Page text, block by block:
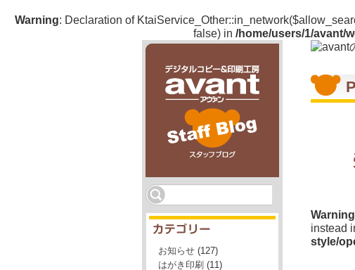
Warning: Declaration of
false) in /home/users/1/avant/
ン）のスタッフブログ
お知らせ (127)
はがき印刷 (11)
Warning
instead
style/